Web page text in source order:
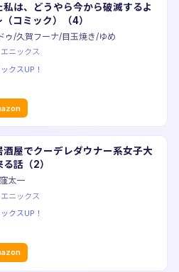
私は、どうやら今から破滅するよ
コミック）（4）
ゥ/久賀フーナ/目玉焼き/ゆめ
ニックス
クスUP！
酒屋でクーデレダウナー系女子大
話（2）
太一
ニックス
クスUP！